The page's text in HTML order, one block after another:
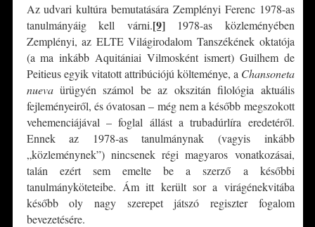
Az udvari kultúra bemutatására Zemplényi Ferenc 1978-as
tanulmányáig kell várni.[9]1978-as közleményében
Zemplényi, az ELTE Világirodalom Tanszékének oktatója
(a ma inkább Aquitániai Vilmosként ismert) Guilhem de
Peitieus egyik vitatott attribúciójú költeménye, a Chansoneta
nuevaürügyén számol be az okszitán filológia aktuális
fejleményeiről, és óvatosan – még nem a később megszokott
vehemenciájával – foglal állást a trubadúrlíra eredetéről.
Ennek az 1978-as tanulmánynak (vagyis inkább
„közleménynek”) nincsenek régi magyaros vonatkozásai,
talán ezért sem emelte be a szerző a későbbi
tanulmányköteteibe. Ám itt került sor a virágénekvitába
később oly nagy szerepet játszó regiszter fogalom
bevezetésére.